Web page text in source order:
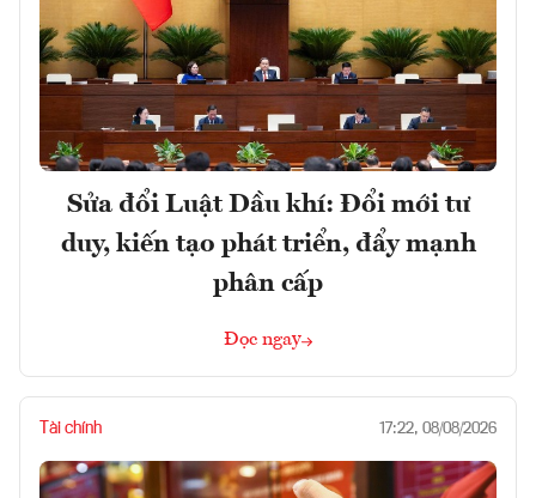
Sửa đổi Luật Dầu khí: Đổi mới tư
duy, kiến tạo phát triển, đẩy mạnh
phân cấp
Đọc ngay
Tài chính 17:22, 08/08/2026